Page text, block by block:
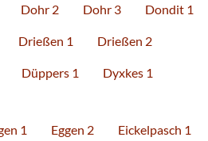
Dohr 2 Dohr 3 Dondit 1
Drießen 1 Drießen 2
Düppers 1 Dyxkes 1
1 Eggen 2 Eickelpasch 1